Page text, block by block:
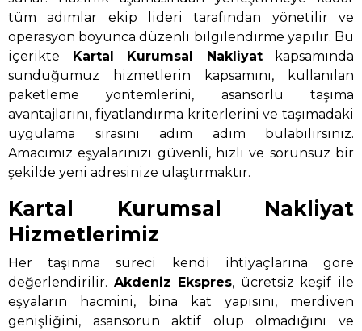
tüm adımlar ekip lideri tarafından yönetilir ve
operasyon boyunca düzenli bilgilendirme yapılır. Bu
içerikte
Kartal Kurumsal Nakliyatkapsamında
sunduğumuz hizmetlerin kapsamını, kullanılan
paketleme yöntemlerini, asansörlü taşıma
avantajlarını, fiyatlandırma kriterlerini ve taşımadaki
uygulama sırasını adım adım bulabilirsiniz.
Amacımız eşyalarınızı güvenli, hızlı ve sorunsuz bir
şekilde yeni adresinize ulaştırmaktır.
Kartal Kurumsal Nakliyat
Hizmetlerimiz
Her taşınma süreci kendi ihtiyaçlarına göre
değerlendirilir. Akdeniz Ekspres, ücretsiz keşif ile
eşyaların hacmini, bina kat yapısını, merdiven
genişliğini, asansörün aktif olup olmadığını ve